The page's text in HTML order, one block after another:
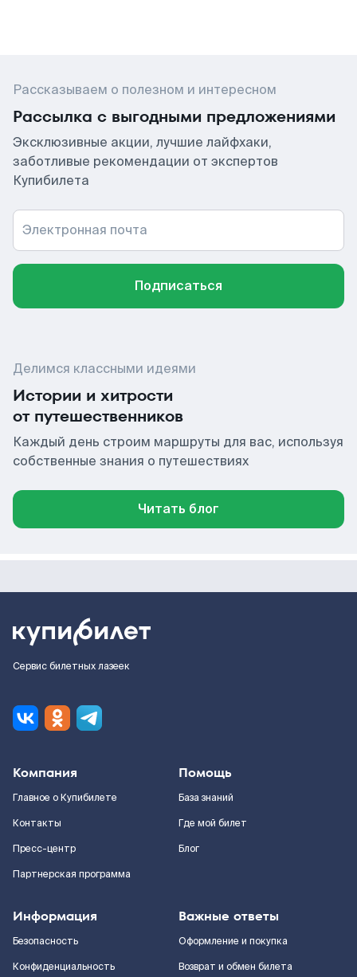
Рассказываем о полезном и интересном
Рассылка с выгодными предложениями
Эксклюзивные акции, лучшие лайфхаки,
заботливые рекомендации от экспертов
Купибилета
Электронная почта
Подписаться
Делимся классными идеями
Истории и хитрости
от путешественников
Каждый день строим маршруты для вас, используя
собственные знания о путешествиях
Читать блог
Сервис билетных лазеек
Компания
Главное о Купибилете
Контакты
Пресс-центр
Партнерская программа
Помощь
База знаний
Где мой билет
Блог
Информация
Безопасность
Конфиденциальность
Важные ответы
Оформление и покупка
Возврат и обмен билета